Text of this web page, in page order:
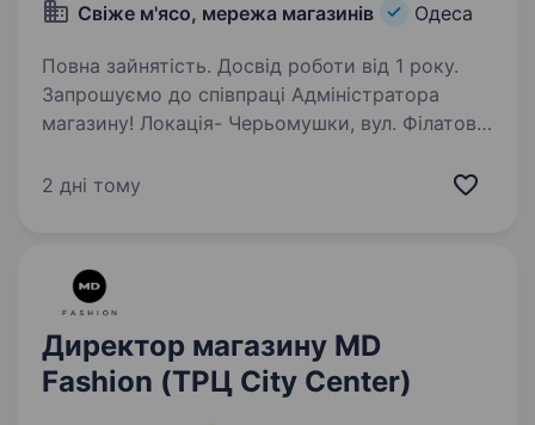
Свіже м'ясо, мережа магазинів Одеса
Повна зайнятість. Досвід роботи від 1 року.
Запрошуємо до співпраці Адміністратора
магазину! Локація- Черьомушки, вул. Філатова
магазину та ін. показників ефективності
2 дні тому
Директор магазину MD
Fashion (ТРЦ City Center)